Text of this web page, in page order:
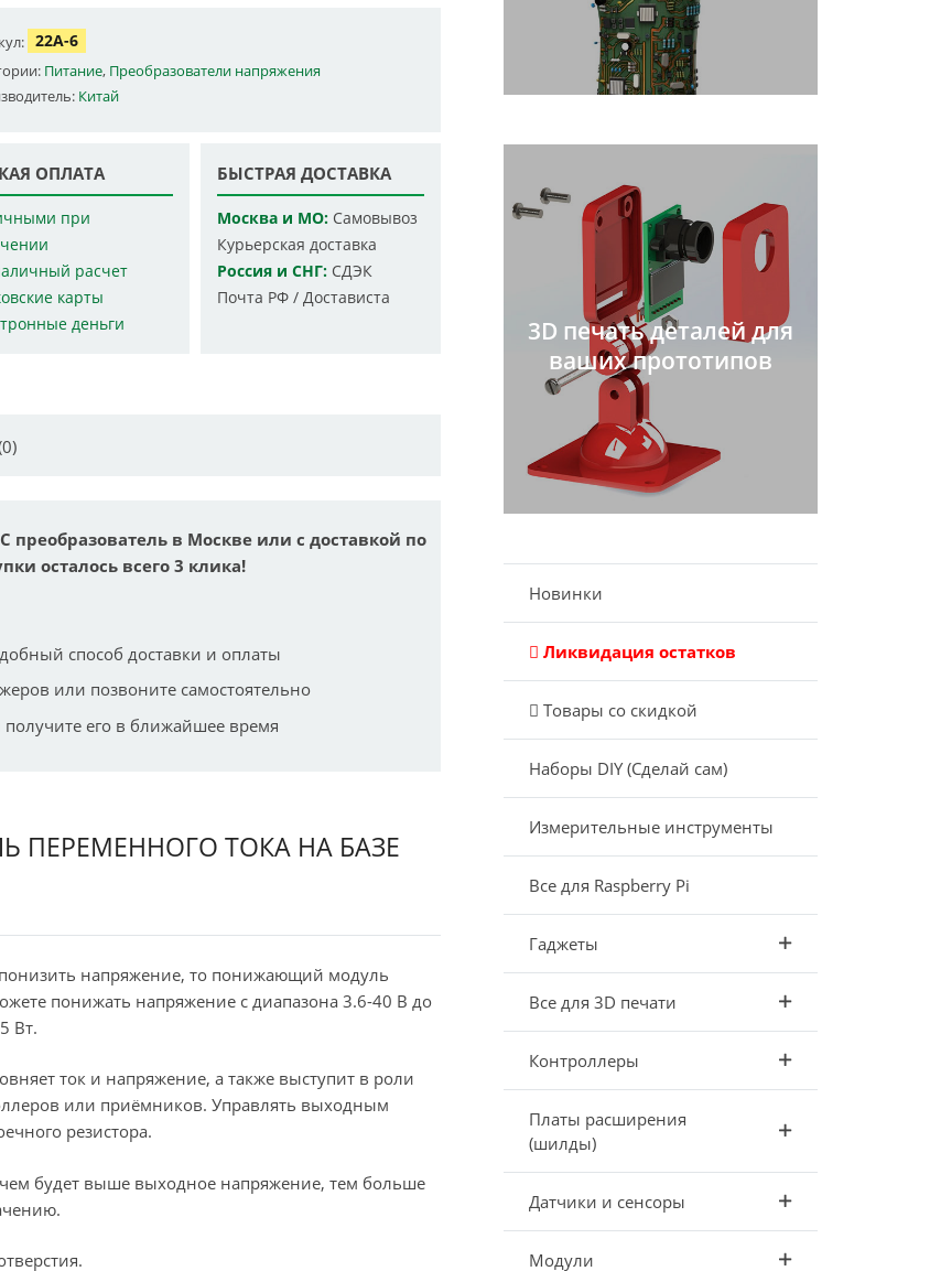
22A-6
Питание, Преобразователи напряжения
Китай
ОПЛАТА
при
расчет
карты
деньги
БЫСТРАЯ ДОСТАВКА
Москва и МО:Самовывоз
Курьерская доставка
Россия и СНГ:СДЭК
Почта РФ / Достависта
преобразователь в Москве или с доставкой по
осталось всего 3 клика!
способ доставки и оплаты
или позвоните самостоятельно
его в ближайшее время
ТОКА НА БАЗЕ
напряжение, то понижающий модуль
понижать напряжение с диапазона 3.6-40 В до
Вт.
ток и напряжение, а также выступит в роли
или приёмников. Управлять выходным
резистора.
будет выше выходное напряжение, тем больше
3D печать деталей для
ваших прототипов
Новинки
Ликвидация остатков
Товары со скидкой
Наборы DIY (Сделай сам)
Измерительные инструменты
Все для Raspberry Pi
Гаджеты
Все для 3D печати
Контроллеры
Платы расширения
(шилды)
Датчики и сенсоры
Модули